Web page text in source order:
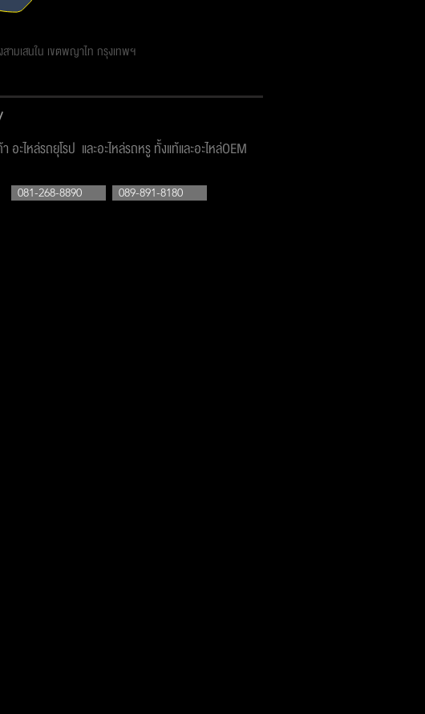
ามเสนใน เขตพญาไท กรุงเทพฯ
ไหล่รถยุโรป และอะไหล่รถหรู ทั้งแท้และอะไหล่OEM
081-268-8890 089-891-8180